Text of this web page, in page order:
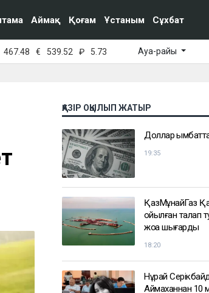
Аймақ Қоғам Ұстаным Сұхбат
467.48 € 539.52 ₽ 5.73 Ауа-райы
ҚАЗІР ОҚЫЛЫП ЖАТЫР
Доллар
19:35
ҚазМұнайГаз
қойылған талап
жоққа шығарды
18:20
Нұрай
Аймаханнан 10